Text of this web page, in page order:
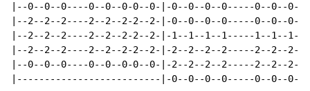
|--0--0--0----0--0--0-0--0-|-0--0--0--0-----0--0--0--
|--2--2--2----2--2--2-2--2-|-0--0--0--0-----0--0--0--
|--2--2--2----2--2--2-2--2-|-1--1--1--1-----1--1--1--
|--2--2--2----2--2--2-2--2-|-2--2--2--2-----2--2--2--
|--0--0--0----0--0--0-0--0-|-2--2--2--2-----2--2--2--
|--------------------------|-0--0--0--0-----0--0--0--